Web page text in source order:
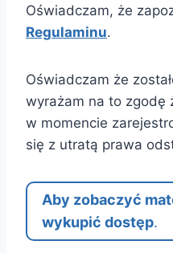
Oświadczam, że
Regulaminu.
Oświadczam że
wyrażam na to zgodę
w momencie
się z utratą prawa
Aby zobaczyć
wykupić dostęp.